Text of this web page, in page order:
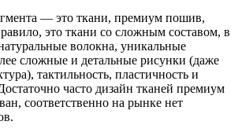
— это ткани, премиум пошив,
это ткани со сложным составом, в
волокна, уникальные
сложные и детальные рисунки (даже
тактильность, пластичность и
часто дизайн тканей премиум
соответственно на рынке нет